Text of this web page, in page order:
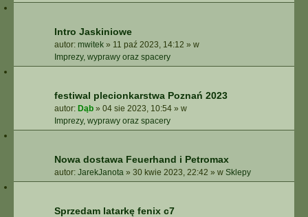
Intro Jaskiniowe
autor: mwitek » 11 paź 2023, 14:12 » w
Imprezy, wyprawy oraz spacery
festiwal plecionkarstwa Poznań 2023
autor: Dąb » 04 sie 2023, 10:54 » w
Imprezy, wyprawy oraz spacery
Nowa dostawa Feuerhand i Petromax
autor: JarekJanota » 30 kwie 2023, 22:42 » w Sklepy
Sprzedam latarkę fenix c7